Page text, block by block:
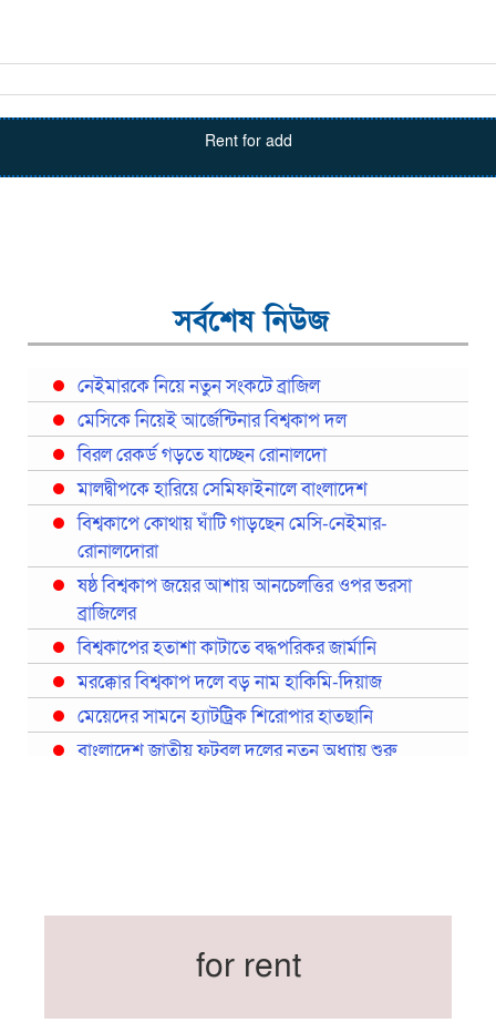
Rent for add
সর্বশেষ নিউজ
নেইমারকে নিয়ে নতুন সংকটে ব্রাজিল
মেসিকে নিয়েই আর্জেন্টিনার বিশ্বকাপ দল
বিরল রেকর্ড গড়তে যাচ্ছেন রোনালদো
মালদ্বীপকে হারিয়ে সেমিফাইনালে বাংলাদেশ
বিশ্বকাপে কোথায় ঘাঁটি গাড়ছেন মেসি-নেইমার-
রোনালদোরা
ষষ্ঠ বিশ্বকাপ জয়ের আশায় আনচেলত্তির ওপর ভরসা
ব্রাজিলের
বিশ্বকাপের হতাশা কাটাতে বদ্ধপরিকর জার্মানি
মরক্কোর বিশ্বকাপ দলে বড় নাম হাকিমি-দিয়াজ
মেয়েদের সামনে হ্যাটট্রিক শিরোপার হাতছানি
বাংলাদেশ জাতীয় ফুটবল দলের নতুন অধ্যায় শুরু
সরিয়ে নিয়েছে ইরান
বর্ষসেরা ক্রীড়াবিদ ও পপুলার চয়েজসহ ফুটবলার হামজা
for rent